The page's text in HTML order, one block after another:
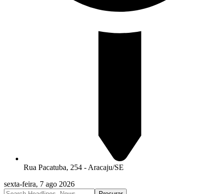
Rua Pacatuba, 254 - Aracaju/SE
sexta-feira, 7 ago 2026